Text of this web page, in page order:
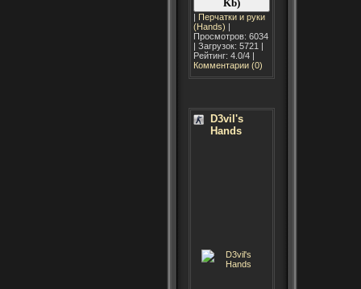
Kb)
| Перчатки и руки
(Hands) |
Просмотров: 6034
| Загрузок: 5721 |
Рейтинг: 4.0/4 |
Комментарии (0)
D3vil's
Hands